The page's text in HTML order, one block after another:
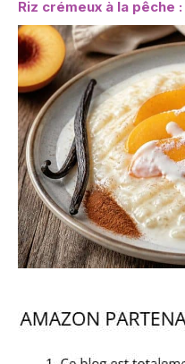
Riz crémeux à la